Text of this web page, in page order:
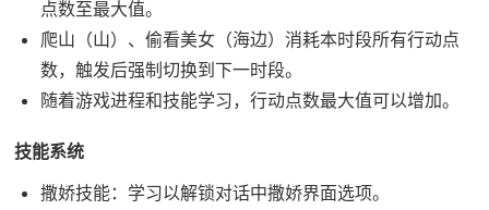
点数至最大值。
爬山（山）、偷看美女（海边）消耗本时段所有行动点
数，触发后强制切换到下一时段。
随着游戏进程和技能学习，行动点数最大值可以增加。
技能系统
撒娇技能：学习以解锁对话中撒娇界面选项。